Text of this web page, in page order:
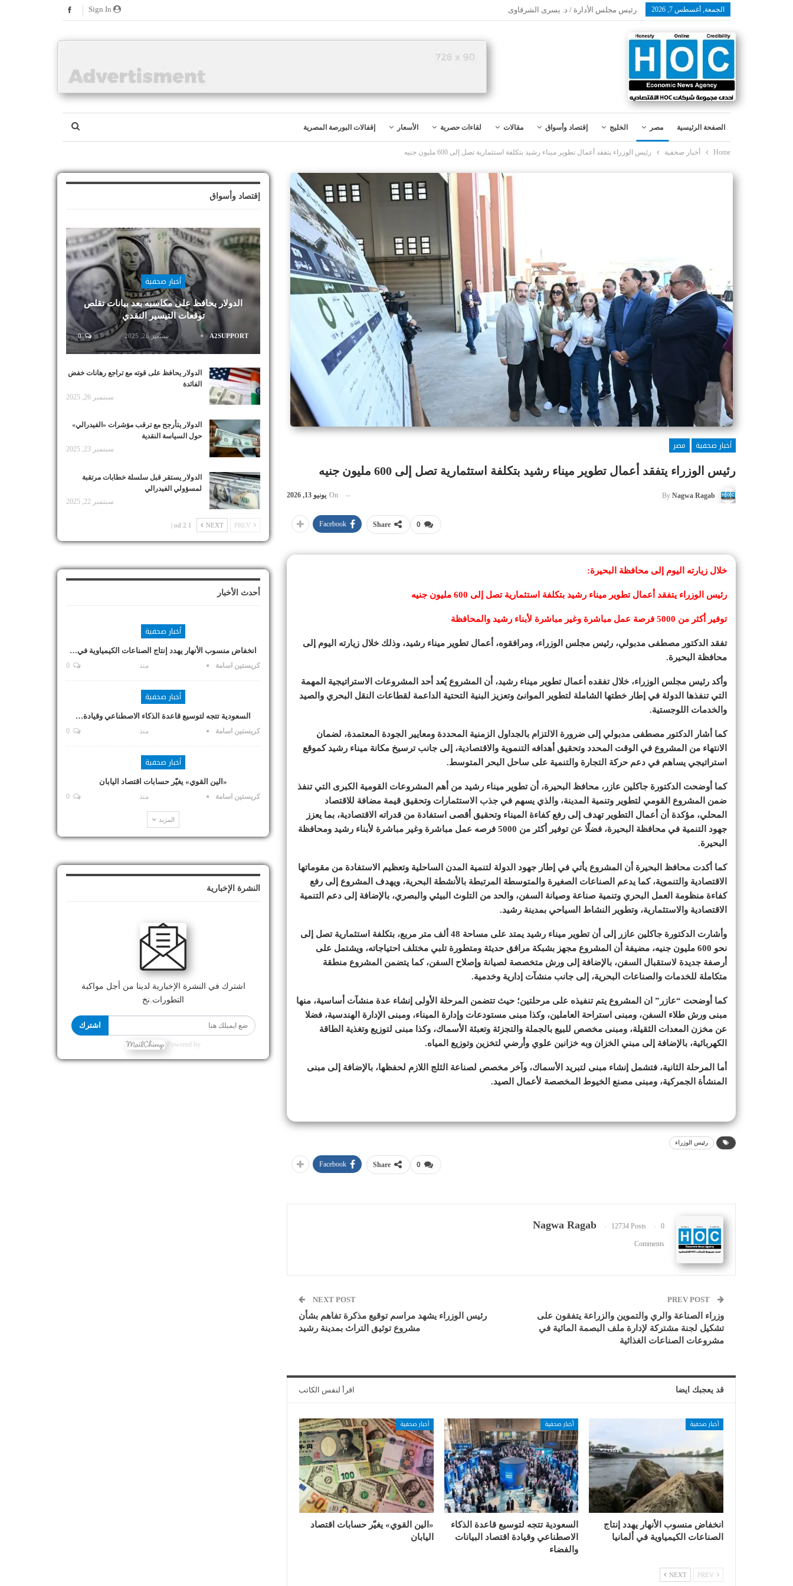
الجمعة, أغسطس 7, 2026 رئيس مجلس الأدارة / د. يسرى الشرقاوى
الصفحة الرئيسية مصر الخليج إقتصاد وأسواق مقالات لقاءات حصرية الأسعار إقفالات البورصة المصرية
Home أخبار صحفية رئيس الوزراء يتفقد أعمال تطوير ميناء رشيد بتكلفة استثمارية تصل إلى 600 مليون جنيه
أخبار صحفية
مصر
رئيس الوزراء يتفقد أعمال تطوير ميناء رشيد بتكلفة استثمارية تصل إلى 600 مليون جنيه
By Nagwa Ragab
On يونيو 13, 2026
0
Share
Facebook
خلال زيارته اليوم إلى محافظة البحيرة:
رئيس الوزراء يتفقد أعمال تطوير ميناء رشيد بتكلفة استثمارية تصل إلى 600 مليون جنيه
توفير أكثر من 5000 فرصة عمل مباشرة وغير مباشرة لأبناء رشيد والمحافظة
تفقد الدكتور مصطفى مدبولي، رئيس مجلس الوزراء، ومرافقوه، أعمال تطوير ميناء رشيد، وذلك خلال زيارته اليوم إلى
محافظة البحيرة.
وأكد رئيس مجلس الوزراء، خلال تفقده أعمال تطوير ميناء رشيد، أن المشروع يُعد أحد المشروعات الاستراتيجية المهمة
التي تنفذها الدولة في إطار خطتها الشاملة لتطوير الموانئ وتعزيز البنية التحتية الداعمة لقطاعات النقل البحري والصيد
والخدمات اللوجستية.
كما أشار الدكتور مصطفى مدبولي إلى ضرورة الالتزام بالجداول الزمنية المحددة ومعايير الجودة المعتمدة، لضمان
الانتهاء من المشروع في الوقت المحدد وتحقيق أهدافه التنموية والاقتصادية، إلى جانب ترسيخ مكانة ميناء رشيد كموقع
استراتيجي يساهم في دعم حركة التجارة والتنمية على ساحل البحر المتوسط.
كما أوضحت الدكتورة جاكلين عازر، محافظ البحيرة، أن تطوير ميناء رشيد من أهم المشروعات القومية الكبرى التي تنفذ
ضمن المشروع القومي لتطوير وتنمية المدينة، والذي يسهم في جذب الاستثمارات وتحقيق قيمة مضافة للاقتصاد
المحلي، مؤكدة أن أعمال التطوير تهدف إلى رفع كفاءة الميناء وتحقيق أقصى استفادة من قدراته الاقتصادية، بما يعزز
جهود التنمية في محافظة البحيرة، فضلًا عن توفير أكثر من 5000 فرصه عمل مباشرة وغير مباشرة لأبناء رشيد ومحافظة
البحيرة.
كما أكدت محافظ البحيرة أن المشروع يأتي في إطار جهود الدولة لتنمية المدن الساحلية وتعظيم الاستفادة من مقوماتها
الاقتصادية والتنموية، كما يدعم الصناعات الصغيرة والمتوسطة المرتبطة بالأنشطة البحرية، ويهدف المشروع إلى رفع
كفاءة منظومة العمل البحري وتنمية صناعة وصيانة السفن، والحد من التلوث البيئي والبصري، بالإضافة إلى دعم التنمية
الاقتصادية والاستثمارية، وتطوير النشاط السياحي بمدينة رشيد.
وأشارت الدكتورة جاكلين عازر إلى أن تطوير ميناء رشيد يمتد على مساحة 48 ألف متر مربع، بتكلفة استثمارية تصل إلى
نحو 600 مليون جنيه، مضيفة أن المشروع مجهز بشبكة مرافق حديثة ومتطورة تلبي مختلف احتياجاته، ويشتمل على
أرصفة جديدة لاستقبال السفن، بالإضافة إلى ورش متخصصة لصيانة وإصلاح السفن، كما يتضمن المشروع منطقة
متكاملة للخدمات والصناعات البحرية، إلى جانب منشآت إدارية وخدمية.
كما أوضحت “عازر” ان المشروع يتم تنفيذه على مرحلتين؛ حيث تتضمن المرحلة الأولى إنشاء عدة منشآت أساسية، منها
مبنى ورش طلاء السفن، ومبنى استراحة العاملين، وكذا مبنى مستودعات وإدارة الميناء، ومبنى الإدارة الهندسية، فضلا
عن مخزن المعدات الثقيلة، ومبنى مخصص للبيع بالجملة والتجزئة وتعبئة الأسماك، وكذا مبنى لتوزيع وتغذية الطاقة
الكهربائية، بالإضافة إلى مبني الخزان وبه خزانين علوي وأرضي لتخزين وتوزيع المياه.
أما المرحلة الثانية، فتشمل إنشاء مبنى لتبريد الأسماك، وآخر مخصص لصناعة الثلج اللازم لحفظها، بالإضافة إلى مبنى
المنشأة الجمركية، ومبنى مصنع الخيوط المخصصة لأعمال الصيد.
رئيس الوزراء
0
Share
Facebook
Nagwa Ragab 12734 Posts 0
Comments
وزراء الصناعة والري والتموين والزراعة يتفقون على
تشكيل لجنة مشتركة لإدارة ملف البصمة المائية في
مشروعات الصناعات الغذائية
NEXT POST
رئيس الوزراء يشهد مراسم توقيع مذكرة تفاهم بشأن
مشروع توثيق التراث بمدينة رشيد
قد يعجبك ايضا اقرأ لنفس الكاتب
أخبار صحفية
انخفاض منسوب الأنهار يهدد إنتاج
الصناعات الكيمياوية في ألمانيا
أخبار صحفية
السعودية تتجه لتوسيع قاعدة الذكاء
الاصطناعي وقيادة اقتصاد البيانات
والفضاء
أخبار صحفية
«الين القوي» يغيّر حسابات اقتصاد
اليابان
NEXT
إقتصاد وأسواق
أخبار صحفية
الدولار يحافظ على مكاسبه بعد بيانات تقلص
توقعات التيسير النقدي
A2SUPPORT سبتمبر 26, 2025 0
الدولار يحافظ على قوته مع تراجع رهانات خفض
الفائدة
سبتمبر 26, 2025
الدولار يتأرجح مع ترقب مؤشرات «الفيدرالي»
حول السياسة النقدية
سبتمبر 23, 2025
الدولار يستقر قبل سلسلة خطابات مرتقبة
لمسؤولي الفيدرالي
سبتمبر 22, 2025
NEXT
1 od 2 |
أحدث الأخبار
أخبار صحفية
انخفاض منسوب الأنهار يهدد إنتاج الصناعات الكيمياوية في…
كريستين اسامة منذ
أخبار صحفية
السعودية تتجه لتوسيع قاعدة الذكاء الاصطناعي وقيادة…
كريستين اسامة منذ
أخبار صحفية
«الين القوي» يغيّر حسابات اقتصاد اليابان
كريستين اسامة منذ
المزيد
النشرة الإخبارية
اشترك في النشرة الإخبارية لدينا من أجل مواكبة
التطورات.نخ
اشترك
Powered by